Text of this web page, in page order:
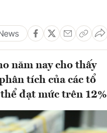
năm nay cho thấy
tích của các tổ
đạt mức trên 12%